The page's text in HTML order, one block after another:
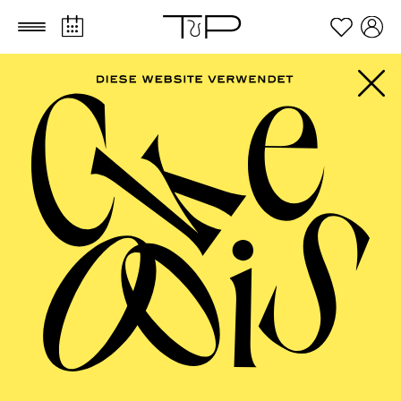
Zum Hauptinhalt springen Zum Footer springen
Ilaria Alida Quilico
Die italienische Sopranistin Ilaria Alida Quilico
studierte am Giuseppe Verdi Konservatorium für Musik
in Mailand und der Accademia Verdiana des Teatro
Regio in Parma. Ihr Mentor ist seit vielen Jahren der
Bariton Federico Longhi.
2019 trat Quilico als Maguelonne in Pauline Viardots
Cendrillon
am Luglio Musicale Trapanese in Trapani,
am Teatro Coccia in Novara und am Teatro Verdi in
Triest auf.